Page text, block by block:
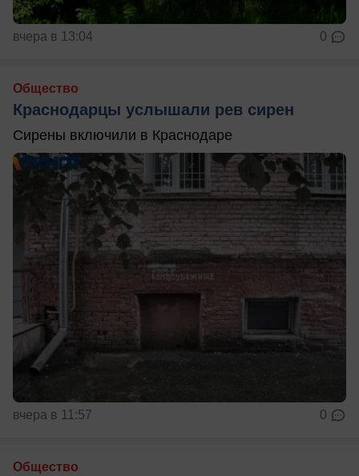
вчера в 13:04 0
Общество
Краснодарцы услышали рев сирен
Сирены включили в Краснодаре
вчера в 11:57 0
Общество